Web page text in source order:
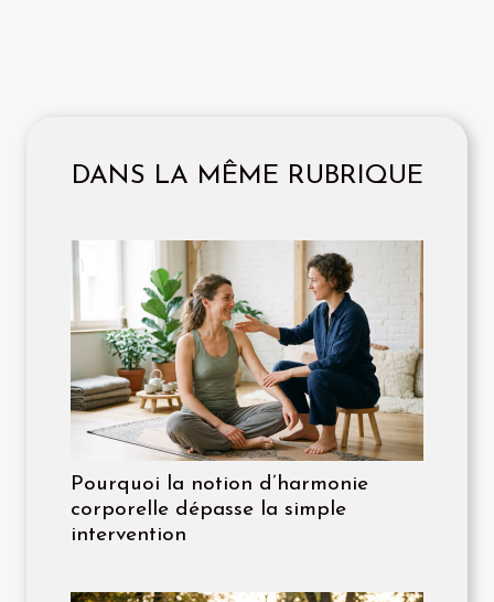
DANS LA MÊME RUBRIQUE
Pourquoi la notion d’harmonie
corporelle dépasse la simple
intervention